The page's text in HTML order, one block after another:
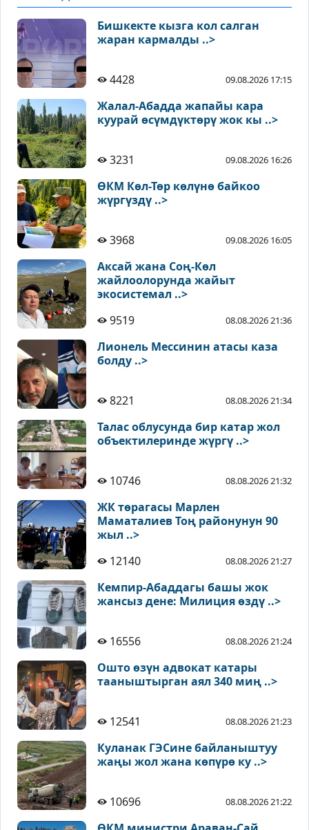
Бишкекте кызга кол салган
жаран кармалды ..>
4428 09.08.2026 17:15
Жалал-Абадда жапайы кара
куурай өсүмдүктөрү жок кы ..>
3231 09.08.2026 16:26
ӨКМ Көл-Төр көлүнө байкоо
жүргүздү ..>
3968 09.08.2026 16:05
Аксай жана Соң-Көл
жайлоолорунда жайыт
экосистемал ..>
9519
08.08.2026 21:36
Лионель Мессинин атасы каза
болду ..>
8221 08.08.2026 21:34
Талас облусунда бир катар жол
объектилеринде жүргү ..>
10746 08.08.2026 21:32
ЖК төрагасы Марлен
Маматалиев Тоң районунун 90
жыл ..>
12140
08.08.2026 21:27
Кемпир-Абаддагы башы жок
жансыз дене: Милиция өздү ..>
16556 08.08.2026 21:24
Ошто өзүн адвокат катары
тааныштырган аял 340 миң ..>
12541 08.08.2026 21:23
Куланак ГЭСине байланыштуу
жаңы жол жана көпүрө ку ..>
10696 08.08.2026 21:22